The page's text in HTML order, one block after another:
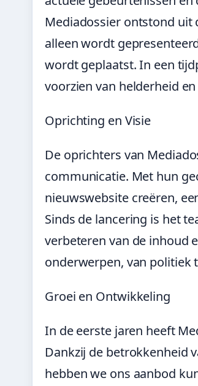
Mediadossier ontstond uit
alleen wordt
wordt geplaatst. In een
voorzien van helderheid
Oprichting en Visie
De oprichters van
communicatie. Met hun
nieuwswebsite creëren,
Sinds de lancering is het
verbeteren van de inhoud
onderwerpen, van politiek
Groei en Ontwikkeling
In de eerste jaren heeft
Dankzij de betrokkenheid
hebben we ons aanbod